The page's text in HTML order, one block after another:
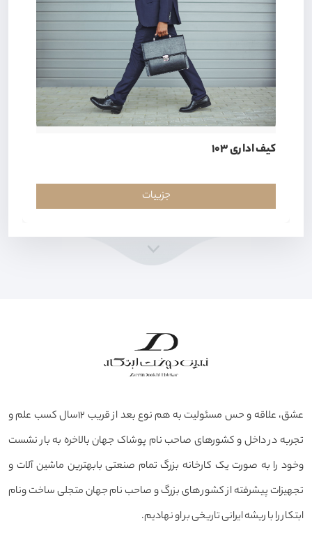
کیف اداری 103
جزییات
عشق، علاقه و حس مسئولیت به هم نوع بعد از قریب ۱۲سال کسب علم و
تجربه در داخل و کشورهای صاحب نام پوشاک جهان بالاخره به بار نشست
وخود را به صورت یک کارخانه بزرگ تمام صنعتی بابهترین ماشین آلات و
تجهیزات پیشرفته از کشور های بزرگ و صاحب نام جهان متجلی ساخت ونام
ابتکار را با ریشه ایرانی تاریخی بر او نهادیم.